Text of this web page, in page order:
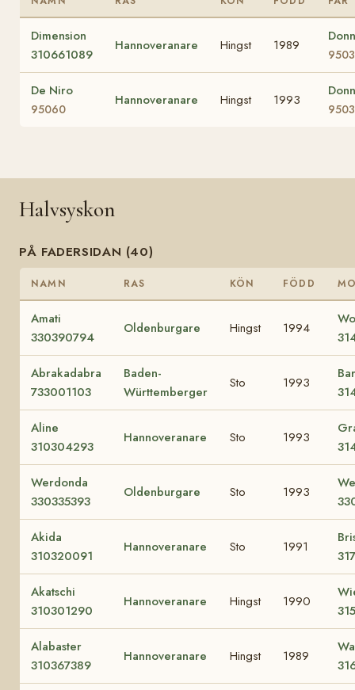
Dimension
310661089
Hannoveranare Hingst 1989
De Niro
95060
Hannoveranare Hingst 1993
Halvsyskon
PÅ FADERSIDAN (40)
NAMN RAS KÖN FÖDD
Amati
330390794
Oldenburgare Hingst 1994
Abrakadabra
733001103
Baden-
Württemberger
Sto 1993
Aline
310304293
Hannoveranare Sto 1993
Werdonda
330335393
Oldenburgare Sto 1993
Akida
310320091
Hannoveranare Sto 1991
Akatschi
310301290
Hannoveranare Hingst 1990
Alabaster
310367389
Hannoveranare Hingst 1989